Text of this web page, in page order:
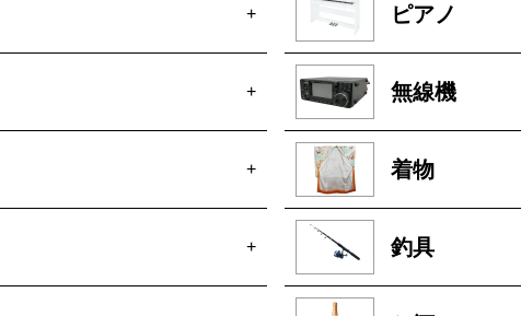
+
+
+
+
ピアノ
無線機
着物
釣具